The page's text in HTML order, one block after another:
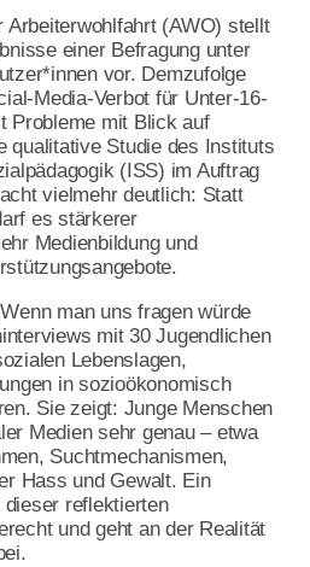
und Jugendhilfe
und
uns
Transparente
im Ehrenamt ist
im Land
für AWO
Preis
über 27 Jahre
2026
Jahre AWO
der Armut
und jeder spielt eine
Arbeiterwohlfahrt (AWO) stellt
einer Befragung unter
vor. Demzufolge
Media-Verbot für Unter-16-
Probleme mit Blick auf
qualitative Studie des Instituts
(ISS) im Auftrag
vielmehr deutlich: Statt
es stärkerer
Medienbildung und
man uns fragen würde
mit 30 Jugendlichen
Lebenslagen,
in sozioökonomisch
Sie zeigt: Junge Menschen
Medien sehr genau – etwa
Suchtmechanismen,
Hass und Gewalt. Ein
reflektierten
und geht an der Realität